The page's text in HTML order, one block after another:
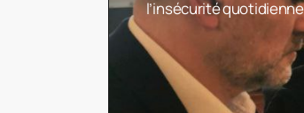
l’insécurité